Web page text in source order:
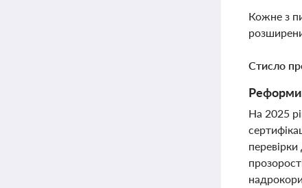
Кожне з
Стисло
Реформи
На 2025